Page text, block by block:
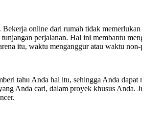
online dari rumah tidak
perjalanan. Hal ini membantu
itu, waktu menganggur atau waktu
tahu Anda hal itu, sehingga Anda
Anda cari, dalam proyek khusus Anda.